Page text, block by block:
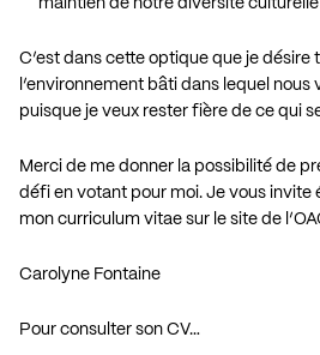
C’est dans cette optique que je désire
l’environnement bâti dans lequel nous
puisque je veux rester fière de ce qui
Merci de me donner la possibilité de
défi en votant pour moi. Je vous invite
mon curriculum vitae sur le site de
Carolyne Fontaine
Pour consulter son CV…